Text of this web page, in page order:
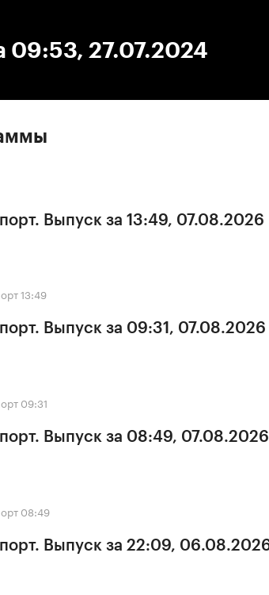
09:53, 27.07.2024
Выпуск за 13:49, 07.08.2026
13:49
Выпуск за 09:31, 07.08.2026
09:31
Выпуск за 08:49, 07.08.2026
08:49
Выпуск за 22:09,